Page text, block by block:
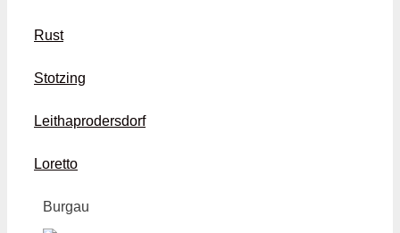
Rust
Stotzing
Leithaprodersdorf
Loretto
Burgau